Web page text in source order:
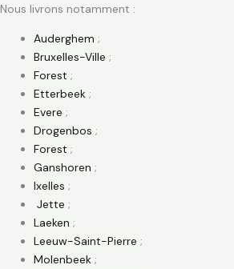
Nous livrons notamment :
Auderghem ;
Bruxelles-Ville ;
Forest ;
Etterbeek ;
Evere ;
Drogenbos ;
Forest ;
Ganshoren ;
Ixelles ;
Jette ;
Laeken ;
Leeuw-Saint-Pierre ;
Molenbeek ;